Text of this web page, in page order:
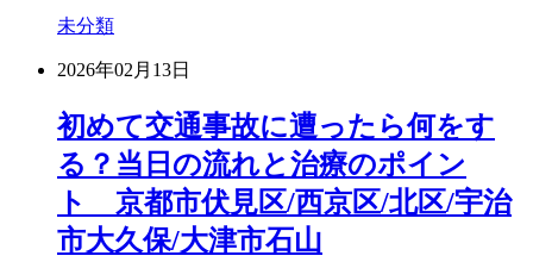
未分類
2026年02月13日
初めて交通事故に遭ったら何をす
る？当日の流れと治療のポイン
ト 京都市伏見区/西京区/北区/宇治
市大久保/大津市石山